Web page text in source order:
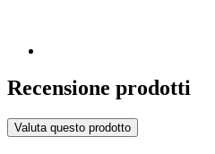
Recensione prodotti
Valuta questo prodotto